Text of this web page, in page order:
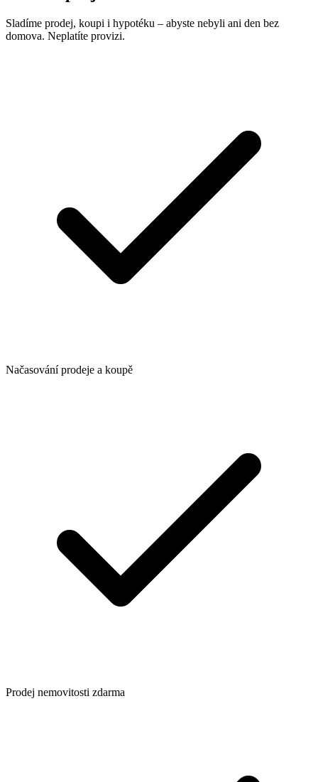
Sladíme prodej, koupi i hypotéku – abyste nebyli ani den bez
domova. Neplatíte provizi.
Načasování prodeje a koupě
Prodej nemovitosti zdarma